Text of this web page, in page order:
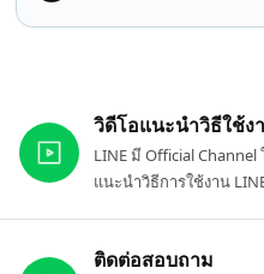
วิดีโอแนะนำวิธีใช้ง
LINE มี Official
แนะนำวิธีการใช้งาน
ติดต่อสอบถาม